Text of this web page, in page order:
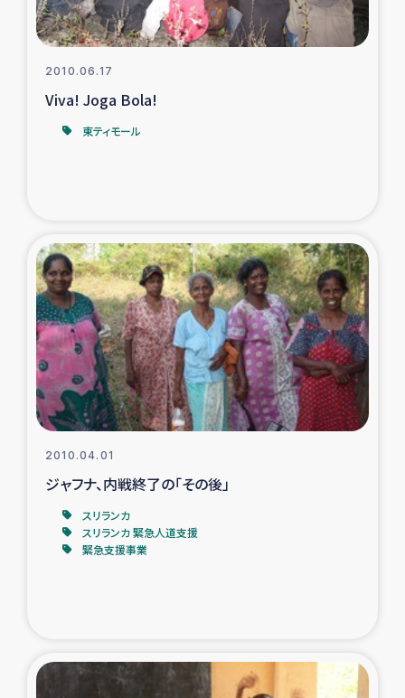
漁業復興支援
ガザ地区における羊の畜産支援
ガザ地区での公園の緑化を通じた支援事業
ガザ地区における被災住民への緊急支援
ガザ地区酪農を通した女性グループの生計支援
ふりかけ普及と食生活改善による栄養改善事業
フェアトレード事業
緊急支援事業
食べる
2010.06.17
Viva! Joga Bola!
東ティモール
2010.04.01
ジャフナ、内戦終了の「その後」
スリランカ
スリランカ 緊急人道支援
緊急支援事業